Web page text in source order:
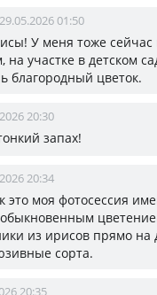
29.05.2026 01:50
У меня тоже сейчас
на участке в детском
благородный цветок.
20:30
запах!
20:34
это моя фотосессия
из ирисов прямо на
сорта.
20:35